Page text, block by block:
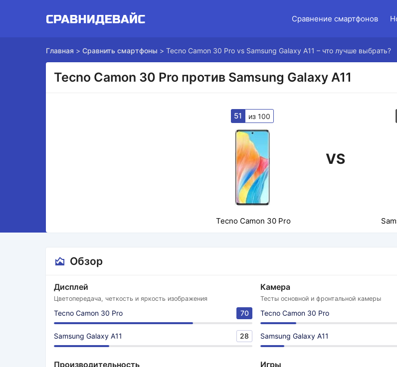
Сравнение смартфонов
Главная > Сравнить смартфоны > Tecno Camon 30 Pro vs Samsung Galaxy A11 – что лучше выбрать?
Tecno Camon 30 Pro против Samsung Galaxy A11
51 из 100
VS
Tecno Camon 30 Pro
Обзор
Дисплей
Цветопередача, четкость и яркость изображения
Tecno Camon 30 Pro 70
Samsung Galaxy A11 28
Камера
Тесты основной и фронтальной камеры
Tecno Camon 30 Pro
Samsung Galaxy A11
Производительность Игры